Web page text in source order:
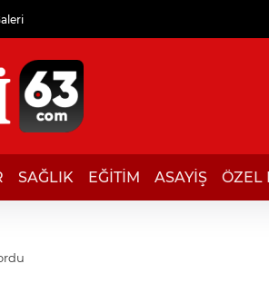
SAĞLIK EĞİTİM ASAYİŞ ÖZEL